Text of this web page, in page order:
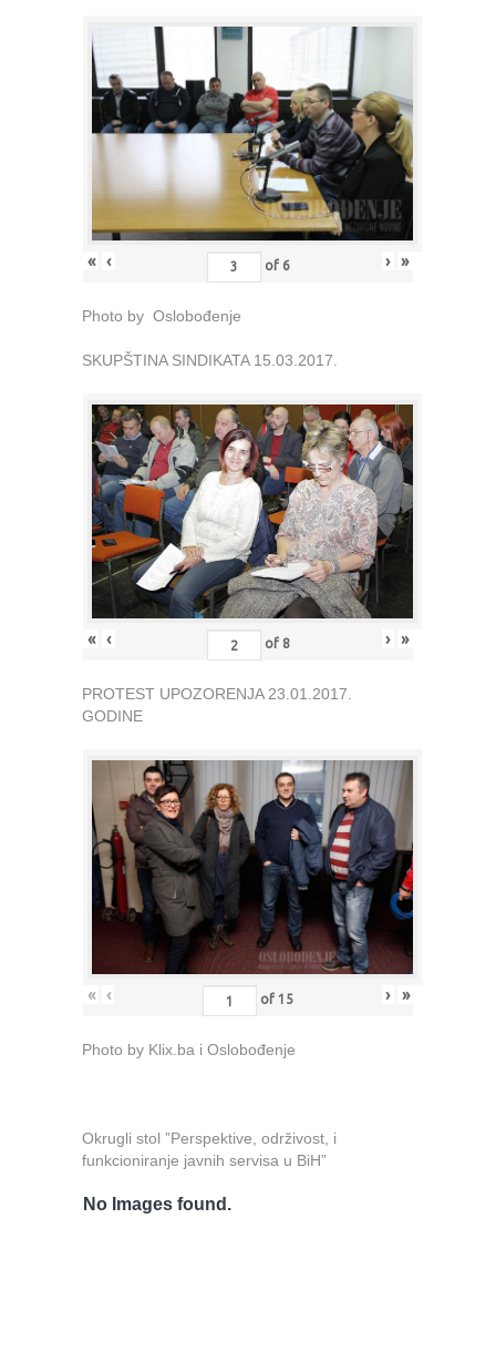
« ‹ of 6 › »
Photo by Oslobođenje
SKUPŠTINA SINDIKATA 15.03.2017.
« ‹ of 8 › »
PROTEST UPOZORENJA 23.01.2017.
GODINE
« ‹ of 15 › »
Photo by Klix.ba i Oslobođenje
Okrugli stol ”Perspektive, održivost, i
funkcioniranje javnih servisa u BiH”
No Images found.